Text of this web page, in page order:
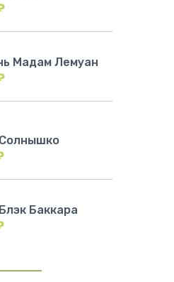
Мадам Лемуан
Баккара